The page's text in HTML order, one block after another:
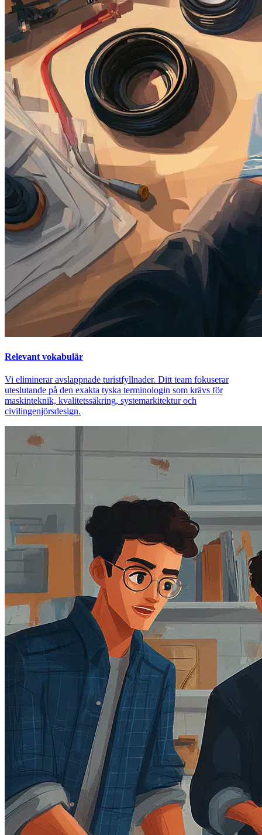
Relevant vokabulär
Vi eliminerar avslappnade turistfyllnader. Ditt team fokuserar
uteslutande på den exakta tyska terminologin som krävs för
maskinteknik, kvalitetssäkring, systemarkitektur och
civilingenjörsdesign.